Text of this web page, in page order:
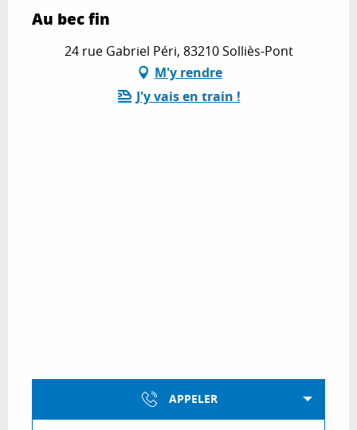
Au bec fin
24 rue Gabriel Péri, 83210 Solliès-Pont
M'y rendre
J'y vais en train !
APPELER